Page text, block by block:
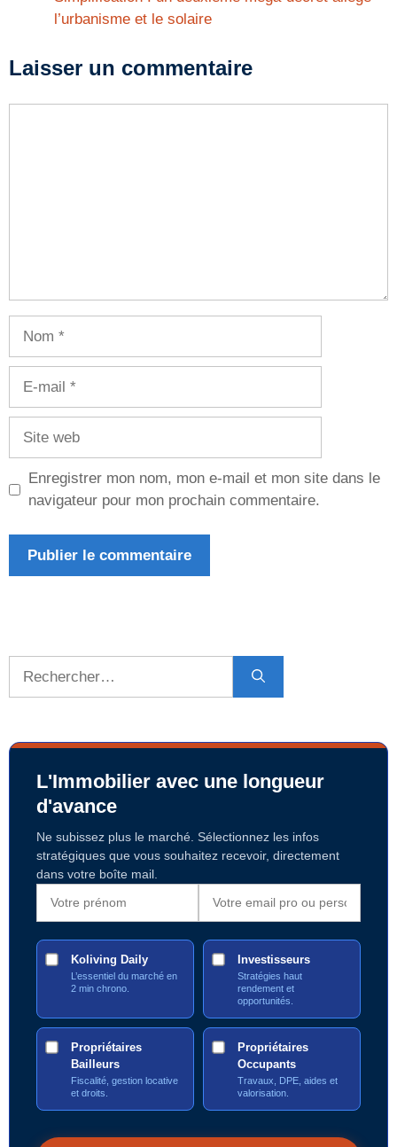
l’urbanisme et le solaire
Laisser un commentaire
Enregistrer mon nom, mon e-mail et mon site dans le
navigateur pour mon prochain commentaire.
L'Immobilier avec une longueur
d'avance
Ne subissez plus le marché. Sélectionnez les infos
stratégiques que vous souhaitez recevoir, directement
dans votre boîte mail.
Koliving Daily
L’essentiel du marché en
2 min chrono.
Investisseurs
Stratégies haut
rendement et
opportunités.
Propriétaires
Bailleurs
Fiscalité, gestion locative
et droits.
Propriétaires
Occupants
Travaux, DPE, aides et
valorisation.